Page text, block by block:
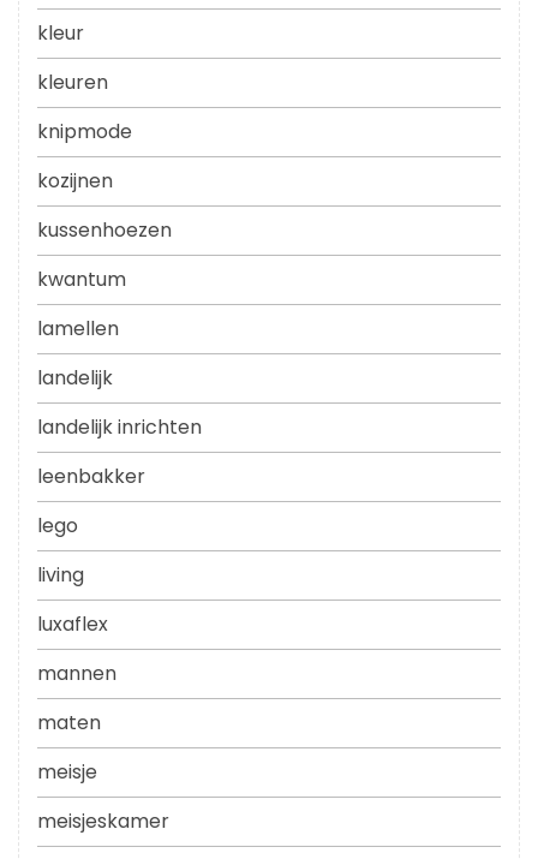
kleur
kleuren
knipmode
kozijnen
kussenhoezen
kwantum
lamellen
landelijk
landelijk inrichten
leenbakker
lego
living
luxaflex
mannen
maten
meisje
meisjeskamer